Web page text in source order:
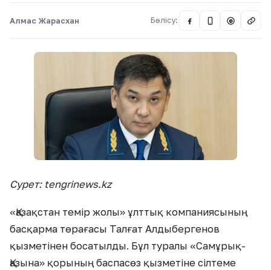
Алмас Жарасхан Бөлісу: @
Сурет: tengrinews.kz
«Қазақстан темір жолы» ұлттық компаниясының
басқарма төрағасы Талғат Алдыбергенов
қызметінен босатылды. Бұл туралы «Самұрық-
Қазына» қорының баспасөз қызметіне сілтеме